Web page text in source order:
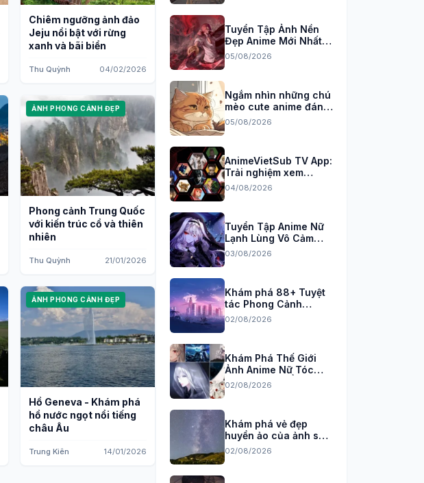
Chiêm ngưỡng ảnh đảo
Jeju nổi bật với rừng
xanh và bãi biển
Thu Quỳnh 04/02/2026
ẢNH PHONG CẢNH ĐẸP
Phong cảnh Trung Quốc
với kiến trúc cổ và thiên
nhiên
Thu Quỳnh 21/01/2026
ẢNH PHONG CẢNH ĐẸP
Hồ Geneva - Khám phá
hồ nước ngọt nổi tiếng
châu Âu
Trung Kiên 14/01/2026
Tuyển Tập Ảnh Nền
Đẹp Anime Mới Nhất
Cho Máy Tính 2026
05/08/2026
Ngắm nhìn những chú
mèo cute anime đáng
yêu nhất
05/08/2026
AnimeVietSub TV App:
Trải nghiệm xem
anime đỉnh cao trên
04/08/2026
Tuyển Tập Anime Nữ
Lạnh Lùng Vô Cảm
Cực Ngầu Đốn Tim
03/08/2026
Khám phá 88+ Tuyệt
tác Phong Cảnh
Anime 3D, 4K Sắc Nét
02/08/2026
Khám Phá Thế Giới
Ảnh Anime Nữ Tóc
Trắng Đầy Bí Ẩn và
02/08/2026
Khám phá vẻ đẹp
huyền ảo của ảnh sao
băng trên bầu trời
02/08/2026